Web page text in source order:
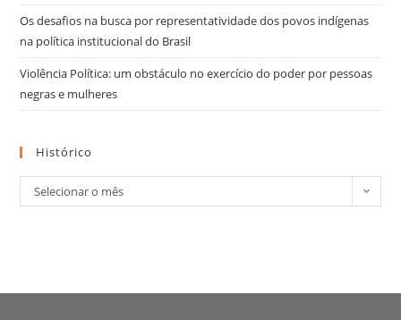
Os desafios na busca por representatividade dos povos indígenas
na política institucional do Brasil
Violência Política: um obstáculo no exercício do poder por pessoas
negras e mulheres
Histórico
Selecionar o mês